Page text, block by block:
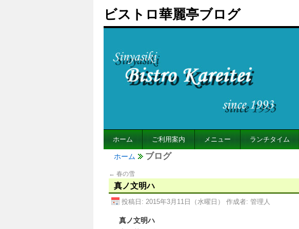
ビストロ華麗亭ブログ
ホーム ご利用案内 メニュー ランチタイム
ホーム ブログ
← 春の雪
真ノ文明ハ
投稿日: 2015年3月11日（水曜日） 作成者: 管理人
真ノ文明ハ